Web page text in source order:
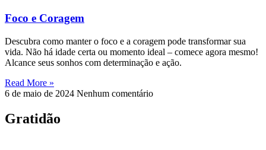
Foco e Coragem
Descubra como manter o foco e a coragem pode transformar sua
vida. Não há idade certa ou momento ideal – comece agora mesmo!
Alcance seus sonhos com determinação e ação.
Read More »
6 de maio de 2024 Nenhum comentário
Gratidão